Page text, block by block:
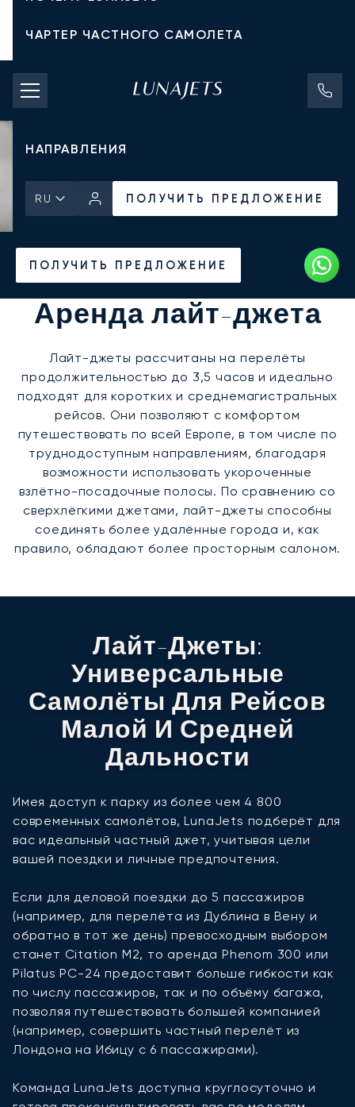
ЧАРТЕР ЧАСТНОГО САМОЛЕТА
СТОИМОСТЬ ЧАРТЕРА
ЧАСТНЫЕ САМОЛЕТЫ
НАПРАВЛЕНИЯ
RU ПОЛУЧИТЬ ПРЕДЛОЖЕНИЕ
ПОЛУЧИТЬ ПРЕДЛОЖЕНИЕ
Аренда лайт-джета
Лайт-джеты рассчитаны на перелёты
продолжительностью до 3,5 часов и идеально
подходят для коротких и среднемагистральных
рейсов. Они позволяют с комфортом
путешествовать по всей Европе, в том числе по
труднодоступным направлениям, благодаря
возможности использовать укороченные
взлётно-посадочные полосы. По сравнению со
сверхлёгкими джетами, лайт-джеты способны
соединять более удалённые города и, как
правило, обладают более просторным салоном.
Лайт-Джеты:
Универсальные
Самолёты Для Рейсов
Малой И Средней
Дальности
Имея доступ к парку из более чем 4 800
современных самолётов, LunaJets подберёт для
вас идеальный частный джет, учитывая цели
вашей поездки и личные предпочтения.
Если для деловой поездки до 5 пассажиров
(например, для перелёта из Дублина в Вену и
обратно в тот же день) превосходным выбором
станет Citation M2, то аренда Phenom 300 или
Pilatus PC-24 предоставит больше гибкости как
по числу пассажиров, так и по объёму багажа,
позволяя путешествовать большей компанией
(например, совершить частный перелёт из
Лондона на Ибицу с 6 пассажирами).
Команда LunaJets доступна круглосуточно и